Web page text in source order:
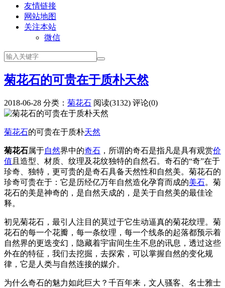
友情链接
网站地图
关注本站
微信
菊花石的可贵在于质朴天然
2018-06-28 分类： 菊花石 阅读(3132) 评论(0)
菊花石的可贵在于质朴天然
菊花石属于自然界中的奇石 ，所谓的奇石是指凡是具有观赏价
值 且造型、材质、纹理及花纹独特的自然石。奇石的“奇”在于
珍奇、独特，更可贵的是奇石具备天然性和自然美。菊花石的
珍奇可贵在于：它是历经亿万年自然造化孕育而成的美石。菊
花石的美是神奇的，是自然天成的，是关于自然美的最佳诠
释。
初见菊花石，最引人注目的莫过于它生动逼真的菊花纹理。菊
花石的每一个花瓣，每一条纹理，每一个线条的起落都预示着
自然界的更迭变幻，隐藏着宇宙间生生不息的讯息，透过这些
外在的特征，我们去挖掘，去探索，可以掌握自然的变化规
律，它是人类与自然连接的媒介。
为什么奇石的魅力如此巨大？千百年来，文人骚客、名士雅士